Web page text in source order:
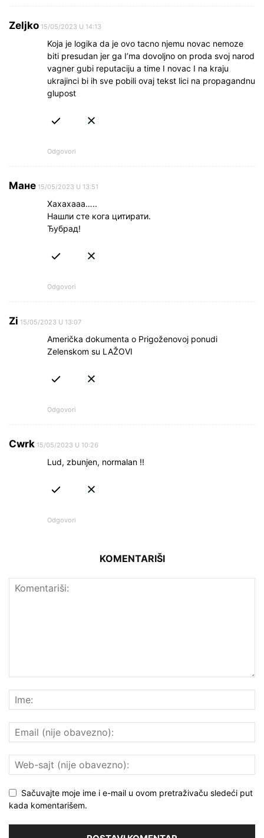
Zeljko 15/05/2023 U 14:13
Koja je logika da je ovo tacno njemu novac nemoze
biti presudan jer ga I’ma dovoljno on proda svoj narod
vagner gubi reputaciju a time I novac I na kraju
ukrajinci bi ih sve pobili ovaj tekst lici na propagandnu
glupost
Odgovori
Мане 15/05/2023 U 13:51
Хахахааа…..
Нашли сте кога цитирати.
Ђубрад!
Odgovori
Zi 15/05/2023 U 13:07
Američka dokumenta o Prigoženovoj ponudi
Zelenskom su LAŽOVI
Odgovori
Cwrk 15/05/2023 U 10:26
Lud, zbunjen, normalan !!
Odgovori
KOMENTARIŠI
Sačuvajte moje ime i e-mail u ovom pretraživaču sledeći put
kada komentarišem.